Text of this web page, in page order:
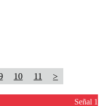
10 11 >
Señal 1